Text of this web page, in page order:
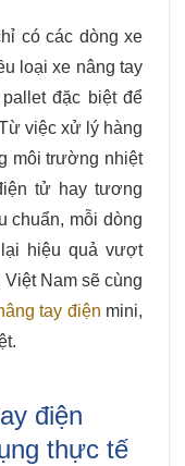
có các dòng xe
loại xe nâng tay
đặc biệt để
việc xử lý hàng
môi trường nhiệt
tử hay tương
chuẩn, mỗi dòng
hiệu quả vượt
Nam sẽ cùng
tay điện mini,
điện
thực tế